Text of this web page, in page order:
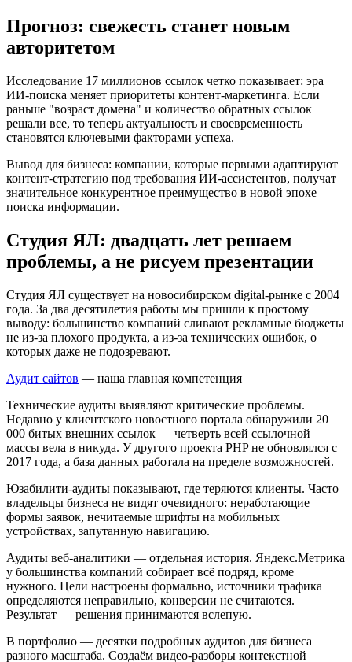
Прогноз: свежесть станет новым
авторитетом
Исследование 17 миллионов ссылок четко показывает: эра
ИИ-поиска меняет приоритеты контент-маркетинга. Если
раньше "возраст домена" и количество обратных ссылок
решали все, то теперь актуальность и своевременность
становятся ключевыми факторами успеха.
Вывод для бизнеса: компании, которые первыми адаптируют
контент-стратегию под требования ИИ-ассистентов, получат
значительное конкурентное преимущество в новой эпохе
поиска информации.
Студия ЯЛ: двадцать лет решаем
проблемы, а не рисуем презентации
Студия ЯЛ существует на новосибирском digital-рынке с 2004
года. За два десятилетия работы мы пришли к простому
выводу: большинство компаний сливают рекламные бюджеты
не из-за плохого продукта, а из-за технических ошибок, о
которых даже не подозревают.
Аудит сайтов — наша главная компетенция
Технические аудиты выявляют критические проблемы.
Недавно у клиентского новостного портала обнаружили 20
000 битых внешних ссылок — четверть всей ссылочной
массы вела в никуда. У другого проекта PHP не обновлялся с
2017 года, а база данных работала на пределе возможностей.
Юзабилити-аудиты показывают, где теряются клиенты. Часто
владельцы бизнеса не видят очевидного: неработающие
формы заявок, нечитаемые шрифты на мобильных
устройствах, запутанную навигацию.
Аудиты веб-аналитики — отдельная история. Яндекс.Метрика
у большинства компаний собирает всё подряд, кроме
нужного. Цели настроены формально, источники трафика
определяются неправильно, конверсии не считаются.
Результат — решения принимаются вслепую.
В портфолио — десятки подробных аудитов для бизнеса
разного масштаба. Создаём видео-разборы контекстной